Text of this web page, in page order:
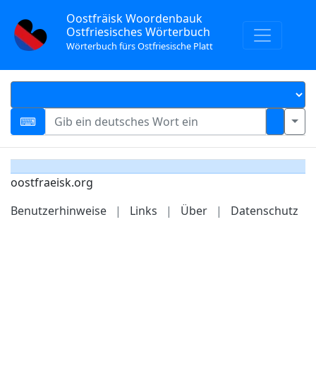
Oostfräisk Woordenbauk
Ostfriesisches Wörterbuch
Wörterbuch fürs Ostfriesische Platt
oostfraeisk.org
Benutzerhinweise
| Links | Über | Datenschutz